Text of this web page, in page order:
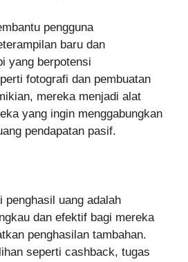
pengguna
baru dan
yang berpotensi
fotografi dan pembuatan
mereka menjadi alat
yang ingin menggabungkan
pendapatan pasif.
penghasil uang adalah
dan efektif bagi mereka
penghasilan tambahan.
seperti cashback, tugas